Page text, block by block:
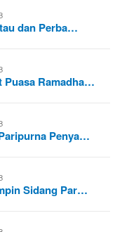
dan Perba…
Puasa Ramadha…
Penya…
Sidang Par…